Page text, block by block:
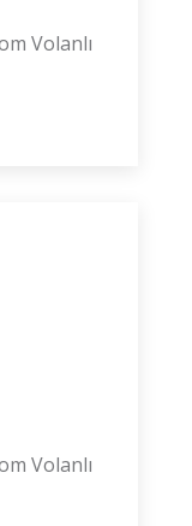
Volanlı
Volanlı